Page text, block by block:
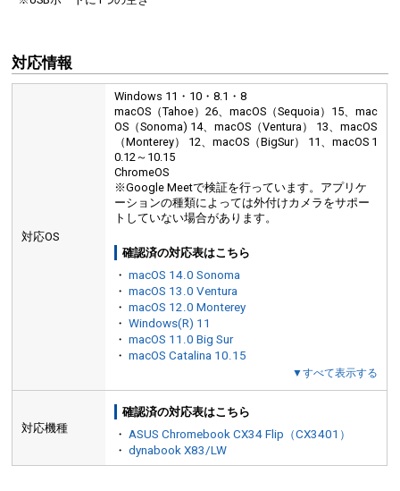
安定感をアップする滑り止め付き
ディスプレイやデスクに触れる部分には、滑り止めが付いています。
対応情報
対応OS
Windows 11・10・8.1・8
macOS（Tahoe）26、macOS（Sequoia）15、mac
OS（Sonoma) 14、macOS（Ventura） 13、macOS
（Monterey） 12、macOS（BigSur） 11、macOS 1
0.12～10.15
ChromeOS
※Google Meetで検証を行っています。アプリケ
ーションの種類によっては外付けカメラをサポー
トしていない場合があります。
確認済の対応表はこちら
・macOS 14.0 Sonoma
・macOS 13.0 Ventura
・macOS 12.0 Monterey
・Windows(R) 11
・macOS 11.0 Big Sur
・macOS Catalina 10.15
▼すべて表示する
対応機種
確認済の対応表はこちら
・ ASUS Chromebook CX34 Flip（CX3401）
・dynabook X83/LW